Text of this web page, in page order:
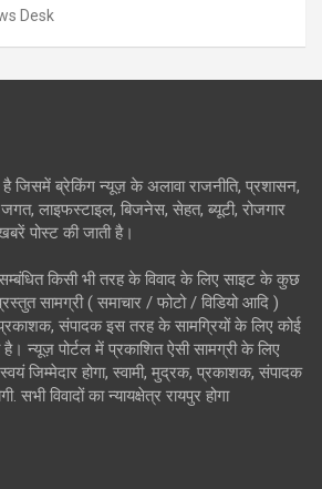
Desk
है जिसमें ब्रेकिंग न्यूज़ के अलावा राजनीति, प्रशासन,
लाइफस्टाइल, बिजनेस, सेहत, ब्यूटी, रोजगार
पोस्ट की जाती है।
किसी भी तरह के विवाद के लिए साइट के कुछ
सामग्री ( समाचार / फोटो / विडियो आदि )
प्रकाशक, संपादक इस तरह के सामग्रियों के लिए कोई
है। न्यूज़ पोर्टल में प्रकाशित ऐसी सामग्री के लिए
जिम्मेदार होगा, स्वामी, मुद्रक, प्रकाशक, संपादक
सभी विवादों का न्यायक्षेत्र रायपुर होगा